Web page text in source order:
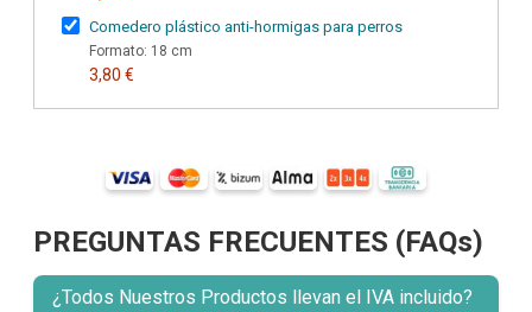
Comedero plástico anti-hormigas para perros
Formato: 18 cm
3,80 €
PREGUNTAS FRECUENTES (FAQs)
¿Todos Nuestros Productos llevan el IVA incluido?